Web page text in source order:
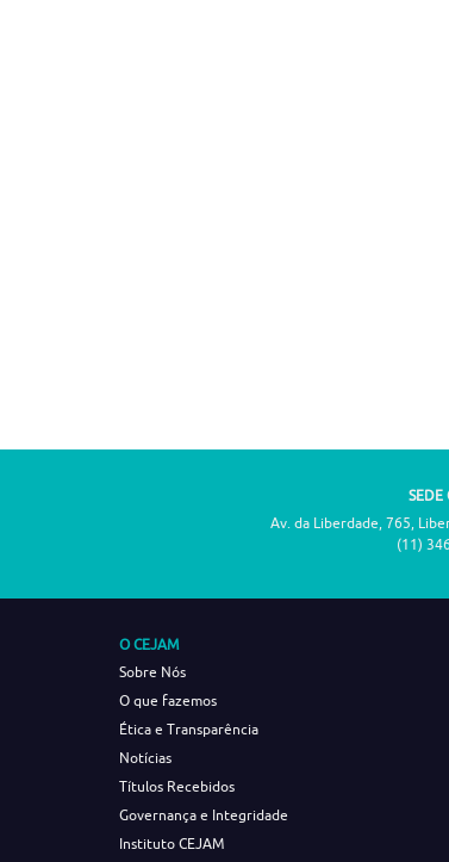
SEDE
Av. da Liberdade, 765,
(11)
O CEJAM
Sobre Nós
O que fazemos
Ética e Transparência
Notícias
Títulos Recebidos
Governança e Integridade
Instituto CEJAM